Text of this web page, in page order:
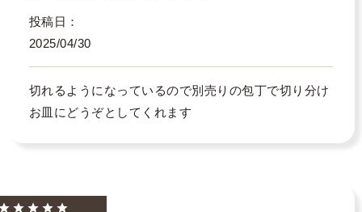
投稿日
2025/04/30
切れるようになっているので別売りの包丁で切り分け
お皿にどうぞとしてくれます